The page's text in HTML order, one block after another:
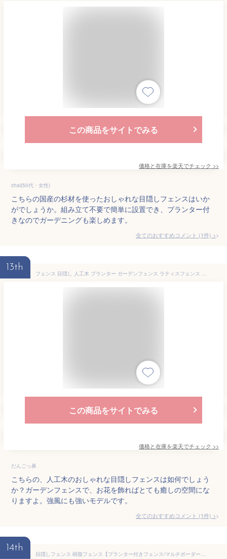
この商品をサイトでみる
価格と在庫を楽天でチェック >>
chai(50代・女性)
こちらの国産の杉材を使ったおしゃれな目隠しフェンスはいか
がでしょうか。組み立て不要で簡単に設置でき、プランター付
きなのでガーデニングも楽しめます。
全てのおすすめコメント (1件) >
13th
フェンス 目隠し 人工木 プランター ガーデンフェンス ラティスフェンス 選べる 置くだけ 人工木プランター ボックス ハンギング 目隠し 仕切り フラワーラティス ルーバー ナチュラル おしゃれ 樹脂 屋外 あす楽
この商品をサイトでみる
価格と在庫を楽天でチェック >>
だんごっ鼻
こちらの、人工木のおしゃれな目隠しフェンスは如何でしょう
か？ガーデンフェンスで、お花を飾ればとても癒しの空間にな
りますよ。強風にも強いモデルです。
全てのおすすめコメント (1件) >
14th
目隠しフェンス 樹脂フェンス【プランター付きフェンス/マルチボーダー/高さ180cm幅90cm板間隔3cm】 庭 フェンス 樹脂 目隠し フェンス 置くだけ プランター 隣家 屋外 サクリア